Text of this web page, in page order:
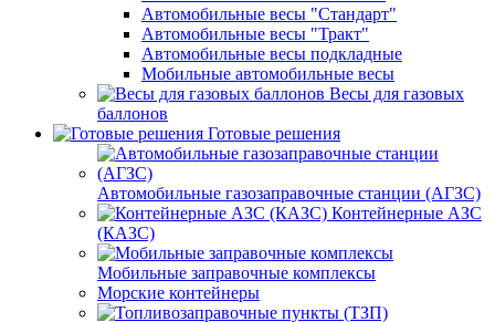
Автомобильные весы "Стандарт"
Автомобильные весы "Тракт"
Автомобильные весы подкладные
Мобильные автомобильные весы
Весы для газовых
баллонов
Готовые решения
Автомобильные газозаправочные станции (АГЗС)
Контейнерные АЗС
(КАЗС)
Мобильные заправочные комплексы
Морские контейнеры